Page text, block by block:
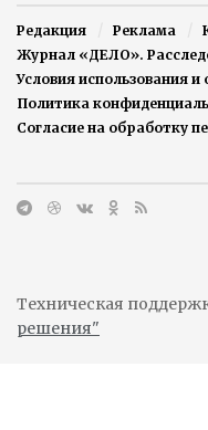
Редакция Реклама
Журнал «ДЕЛО».
Условия использования и
Политика
Согласие на обработку
Техническая
решения"